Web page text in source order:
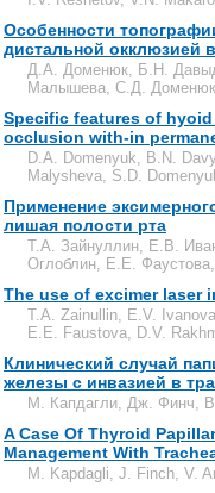
Особенности
дистальной окклюзией
Д.А. Доменюк, Б.Н.
Малышева, С.Д. Доменюк
Specific features of
occlusion with-in
D.A. Domenyuk, B.N.
Malysheva, S.D.
Применение
лишая полости рта
Т.А. Зайнуллин, Е.В.
Оглоблин, Е.Е.
The use of excimer laser
T.A. Zainullin, E.V.
E.E. Faustova, D.V.
Клинический случай
железы с инвазией в
M. Капдагли, Дж. Финч,
A Case Of Thyroid
Management With
M. Kapdagli, J. Finch, V.